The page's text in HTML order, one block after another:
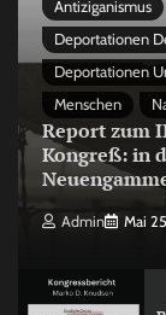
Antiziganismus
Deportationen
Deportationen
Menschen
Report zum
Kongreß: in
Admin Mai